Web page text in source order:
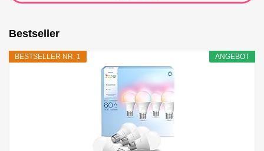
Bestseller
ANGEBOT
BESTSELLER NR. 1